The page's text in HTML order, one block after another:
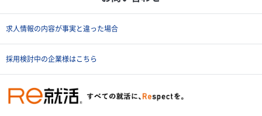
求人情報の内容が事実と違った場合
採用検討中の企業様はこちら